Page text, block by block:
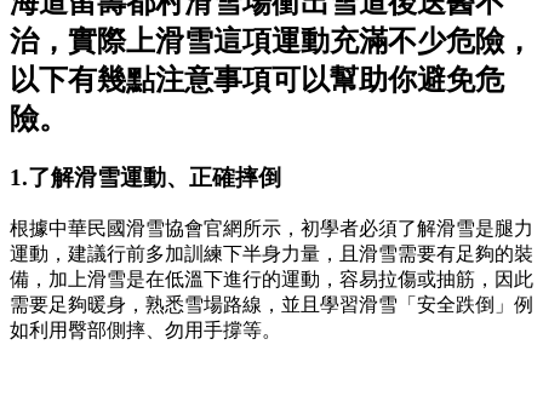
治，實際上滑雪這項運動充滿不少危險，
以下有幾點注意事項可以幫助你避免危
險。
1.了解滑雪運動、正確摔倒
根據中華民國滑雪協會官網所示，初學者必須了解滑雪是腿力
運動，建議行前多加訓練下半身力量，且滑雪需要有足夠的裝
備，加上滑雪是在低溫下進行的運動，容易拉傷或抽筋，因此
需要足夠暖身，熟悉雪場路線，並且學習滑雪「安全跌倒」例
如利用臀部側摔、勿用手撐等。